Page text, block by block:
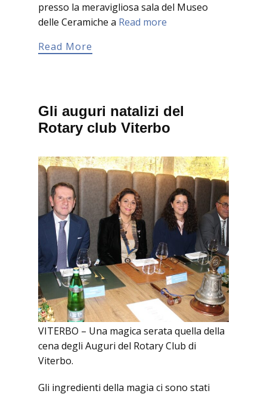
presso la meravigliosa sala del Museo
delle Ceramiche a Read more
Read More
Gli auguri natalizi del
Rotary club Viterbo
VITERBO – Una magica serata quella della
cena degli Auguri del Rotary Club di
Viterbo.
Gli ingredienti della magia ci sono stati